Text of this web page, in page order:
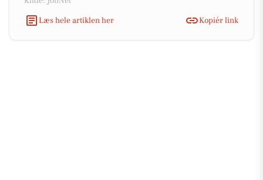
Læs hele artiklen her
Kopiér link